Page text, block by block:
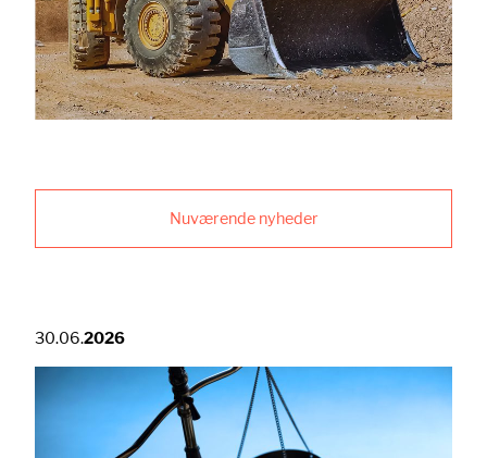
Nuværende nyheder
30.06.2026